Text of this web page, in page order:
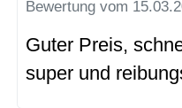
Bewertung vom
Guter Preis,
super und